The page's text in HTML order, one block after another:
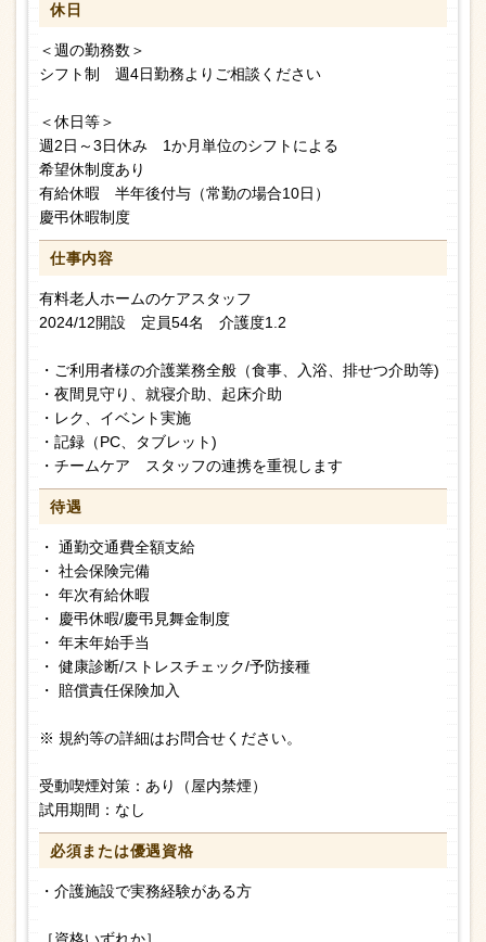
休日
＜週の勤務数＞
シフト制 週4日勤務よりご相談ください
＜休日等＞
週2日～3日休み 1か月単位のシフトによる
希望休制度あり
有給休暇 半年後付与（常勤の場合10日）
慶弔休暇制度
仕事内容
有料老人ホームのケアスタッフ
2024/12開設 定員54名 介護度1.2
・ご利用者様の介護業務全般（食事、入浴、排せつ介助等)
・夜間見守り、就寝介助、起床介助
・レク、イベント実施
・記録（PC、タブレット)
・チームケア スタッフの連携を重視します
待遇
・ 通勤交通費全額支給
・ 社会保険完備
・ 年次有給休暇
・ 慶弔休暇/慶弔見舞金制度
・ 年末年始手当
・ 健康診断/ストレスチェック/予防接種
・ 賠償責任保険加入
※ 規約等の詳細はお問合せください。
受動喫煙対策：あり（屋内禁煙）
試用期間：なし
必須または優遇資格
・介護施設で実務経験がある方